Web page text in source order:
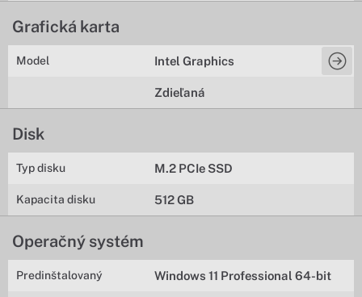
Grafická karta
Model Intel Graphics
Zdieľaná
Disk
Typ disku M.2 PCIe SSD
Kapacita disku 512 GB
Operačný systém
Predinštalovaný Windows 11 Professional 64-bit